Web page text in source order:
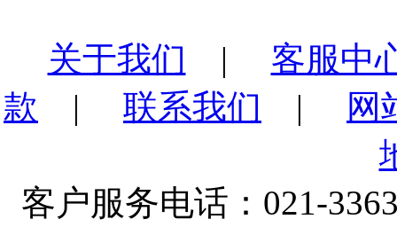
关于我们 | 客服中
款 | 联系我们 |
网
客户服务电话：021-